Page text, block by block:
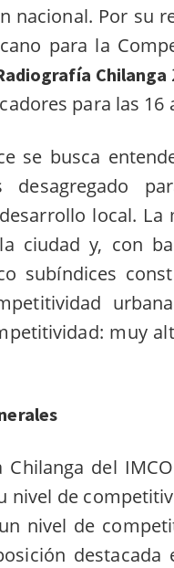
nacional. Por su
para la
Chilanga
para las 16
se busca
desagregado
local.
ciudad y, con
subíndices
muy
Chilanga del
nivel de
nivel de